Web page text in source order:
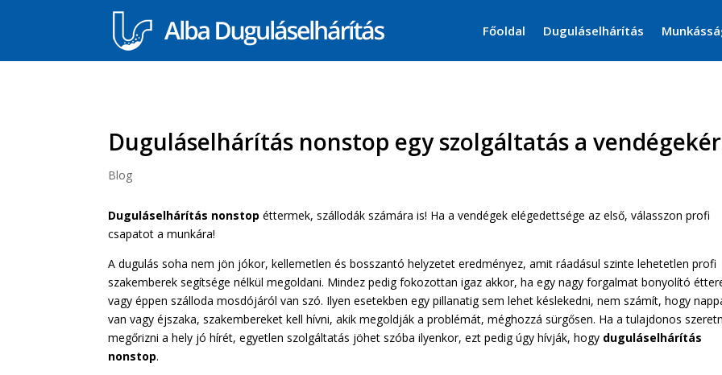
Főoldal Duguláselhárítás
Duguláselhárítás nonstop egy szolgáltatás a
Blog
Duguláselhárítás nonstop éttermek, szállodák számára is! Ha a vendégek elégedettsége az első, válasszon profi
csapatot a munkára!
A dugulás soha nem jön jókor, kellemetlen és bosszantó helyzetet eredményez, amit ráadásul szinte lehetetlen profi
szakemberek segítsége nélkül megoldani. Mindez pedig fokozottan igaz akkor, ha egy nagy forgalmat bonyolító
vagy éppen szálloda mosdójáról van szó. Ilyen esetekben egy pillanatig sem lehet késlekedni, nem számít, hogy
van vagy éjszaka, szakembereket kell hívni, akik megoldják a problémát, méghozzá sürgősen. Ha a tulajdonos
megőrizni a hely jó hírét, egyetlen szolgáltatás jöhet szóba ilyenkor, ezt pedig úgy hívják, hogy duguláselhárítás
nonstop.